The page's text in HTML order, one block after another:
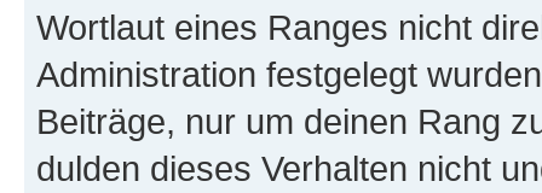
Wortlaut eines Ranges nicht
Administration festgelegt
Beiträge, nur um deinen Rang
dulden dieses Verhalten nicht